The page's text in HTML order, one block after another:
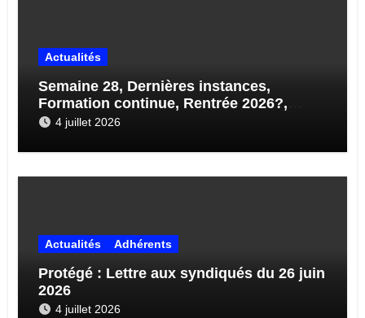
Actualités
Semaine 28, Dernières instances,
Formation continue, Rentrée 2026?,
STAGES…
4 juillet 2026
Actualités Adhérents
Protégé : Lettre aux syndiqués du 26 juin
2026
4 juillet 2026